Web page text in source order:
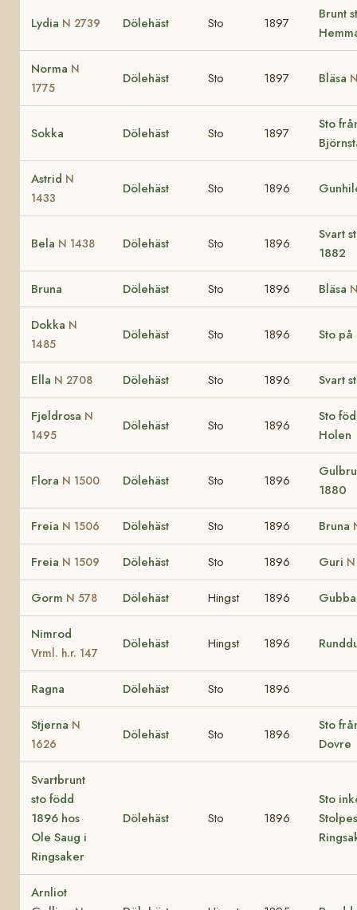
Lydia N 2739 Dölehäst Sto 1897
Brunt
Norma N
1775
Dölehäst Sto 1897 Bläsa
Sokka Dölehäst Sto 1897
Sto
Astrid N
1433
Dölehäst Sto 1896
Bela N 1438 Dölehäst Sto 1896
Svart
1882
Bruna Dölehäst Sto 1896 Bläsa
Dokka N
1485
Dölehäst Sto 1896 Sto
Ella N 2708 Dölehäst Sto 1896 Svart
Fjeldrosa N
1495
Dölehäst Sto 1896
Sto
Holen
Flora N 1500 Dölehäst Sto 1896
1880
Freia N 1506 Dölehäst Sto 1896 Bruna
Freia N 1509 Dölehäst Sto 1896 Guri
Gorm N 578 Dölehäst Hingst 1896
Nimrod
Vrml. h.r. 147
Dölehäst Hingst 1896
Ragna Dölehäst Sto 1896
Stjerna N
1626
Dölehäst Sto 1896
Sto
Dovre
Svartbrunt
sto född
1896 hos
Ole Saug i
Ringsaker
Dölehäst Sto 1896
Sto
Arnliot